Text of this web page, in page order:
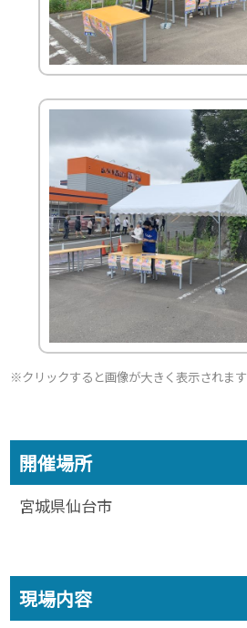
※クリックすると画像が大きく表示されます
開催場所
宮城県仙台市
現場内容